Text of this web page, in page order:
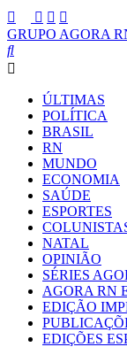
GRUPO AGORA
ÚLTIMAS
POLÍTICA
BRASIL
RN
MUNDO
ECONOMIA
SAÚDE
ESPORTES
NATAL
OPINIÃO
SÉRIES
AGORA RN
EDIÇÃO
EDIÇÕES